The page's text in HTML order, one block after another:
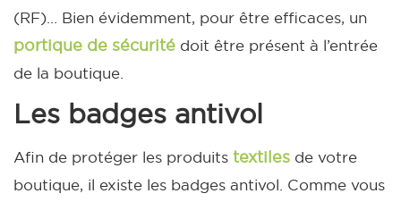
(RF)… Bien évidemment, pour être efficaces, un
portique de sécurité doit être présent à l’entrée
de la boutique.
Les badges antivol
Afin de protéger les produits textiles de votre
boutique, il existe les badges antivol. Comme vous